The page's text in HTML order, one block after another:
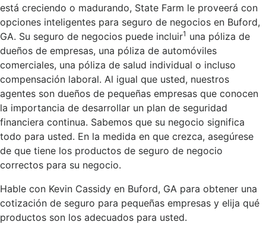
está creciendo o madurando, State Farm le proveerá con
opciones inteligentes para seguro de negocios en Buford,
GA. Su seguro de negocios puede incluir1 una póliza de
dueños de empresas, una póliza de automóviles
comerciales, una póliza de salud individual o incluso
compensación laboral. Al igual que usted, nuestros
agentes son dueños de pequeñas empresas que conocen
la importancia de desarrollar un plan de seguridad
financiera continua. Sabemos que su negocio significa
todo para usted. En la medida en que crezca, asegúrese
de que tiene los productos de seguro de negocio
correctos para su negocio.
Hable con Kevin Cassidy en Buford, GA para obtener una
cotización de seguro para pequeñas empresas y elija qué
productos son los adecuados para usted.